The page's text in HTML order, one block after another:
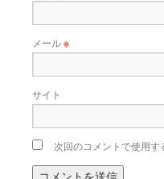
メール※
サイト
次回のコメントで使用